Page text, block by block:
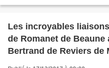
Les incroyables
de Romanet de Beaune
Bertrand de Reviers de